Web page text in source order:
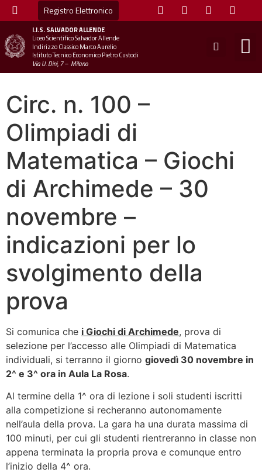
Registro Elettronico
I.I.S.SALVADOR ALLENDE
Liceo Scientifico Salvador Allende
Indirizzo Classico Marco Aurelio
Istituto Tecnico Economico Pietro Custodi
Via U. Dini, 7 – Milano
Circ. n. 100 –
Olimpiadi di
Matematica – Giochi
di Archimede – 30
novembre –
indicazioni per lo
svolgimento della
prova
Si comunica che i Giochi di Archimede, prova di
selezione per l’accesso alle Olimpiadi di Matematica
individuali, si terranno il giorno giovedì 30 novembre in
2^ e 3^ ora in Aula La Rosa.
Al termine della 1^ ora di lezione i soli studenti iscritti
alla competizione si recheranno autonomamente
nell’aula della prova. La gara ha una durata massima di
100 minuti, per cui gli studenti rientreranno in classe non
appena terminata la propria prova e comunque entro
l’inizio della 4^ ora.